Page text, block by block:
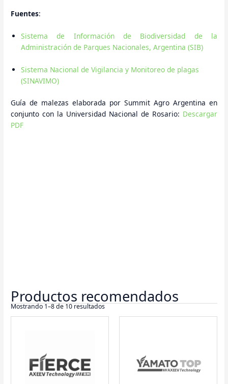
Fuentes:
Sistema de Información de Biodiversidad de la
Administración de Parques Nacionales, Argentina (SIB)
Sistema Nacional de Vigilancia y Monitoreo de plagas
(SINAVIMO)
Guía de malezas elaborada por Summit Agro Argentina en
conjunto con la Universidad Nacional de Rosario: Descargar
PDF
Mostrando 1–8 de 10 resultados